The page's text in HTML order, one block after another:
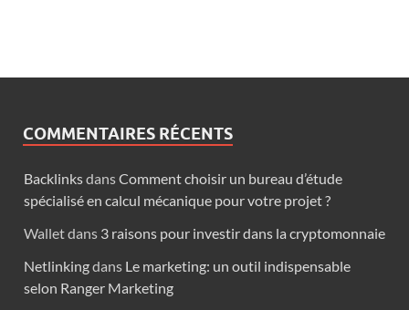
COMMENTAIRES RÉCENTS
BacklinksdansComment choisir un bureau d’étude
spécialisé en calcul mécanique pour votre projet ?
Walletdans 3 raisons pour investir dans la cryptomonnaie
Netlinkingdans Le marketing: un outil indispensable
selon Ranger Marketing